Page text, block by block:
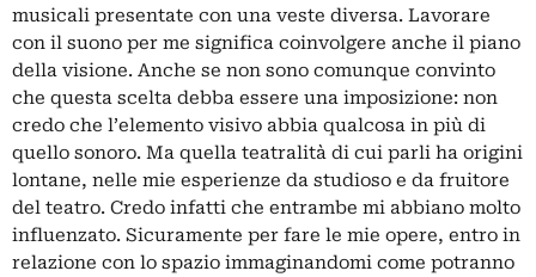
musicali presentate con una veste diversa. Lavorare
con il suono per me significa coinvolgere anche il piano
della visione. Anche se non sono comunque convinto
che questa scelta debba essere una imposizione: non
credo che l’elemento visivo abbia qualcosa in più di
quello sonoro. Ma quella teatralità di cui parli ha origini
lontane, nelle mie esperienze da studioso e da fruitore
del teatro. Credo infatti che entrambe mi abbiano molto
influenzato. Sicuramente per fare le mie opere, entro in
relazione con lo spazio immaginandomi come potranno